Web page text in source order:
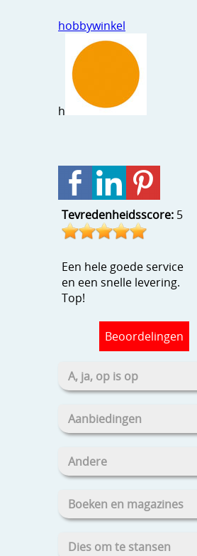
hobbywinkel
h
Tevredenheidsscore: 5
Een hele goede service
en een snelle levering.
Top!
Beoordelingen
A, ja, op is op
Aanbiedingen
Andere
Boeken en magazines
Dies om te stansen